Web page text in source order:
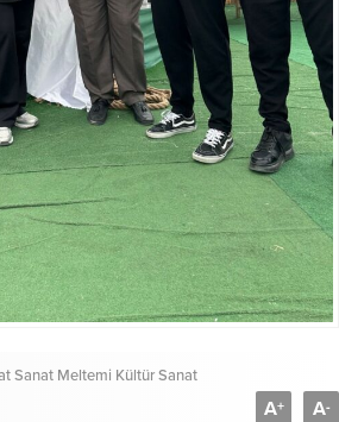
Sanat Meltemi Kültür Sanat
A+ A-